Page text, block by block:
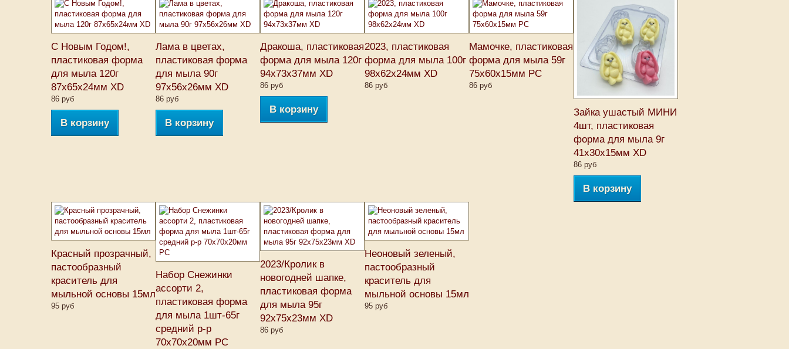
С Новым Годом!,
пластиковая форма
для мыла 120г
87х65х24мм XD
86 руб
В корзину
Лама в цветах,
пластиковая форма
для мыла 90г
97х56х26мм XD
86 руб
В корзину
Дракоша, пластиковая
форма для мыла 120г
94х73х37мм XD
86 руб
В корзину
2023, пластиковая
форма для мыла 100г
98х62х24мм XD
86 руб
Мамочке, пластиковая
форма для мыла 59г
75х60х15мм PC
86 руб
Зайка ушастый МИНИ
4шт, пластиковая
форма для мыла 9г
41х30х15мм XD
86 руб
В корзину
Красный прозрачный,
пастообразный
краситель для
мыльной основы 15мл
95 руб
Набор Снежинки
ассорти 2,
пластиковая форма
для мыла 1шт-65г
средний р-р
70х70х20мм PC
2023/Кролик в
новогодней шапке,
пластиковая форма
для мыла 95г
92х75х23мм XD
86 руб
Неоновый зеленый,
пастообразный
краситель для
мыльной основы 15мл
95 руб